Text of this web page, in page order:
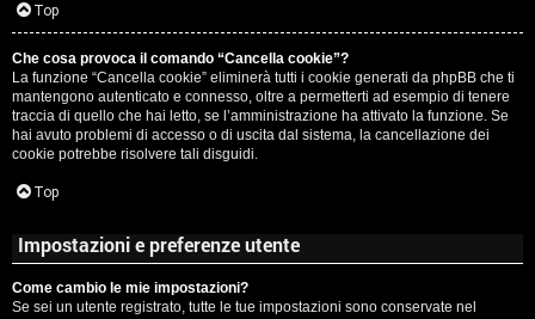
i
v
i
e
r
Top
Che cosa provoca il comando “Cancella cookie”?
La funzione “Cancella cookie” eliminerà tutti i cookie generati da phpBB che ti
mantengono autenticato e connesso, oltre a permetterti ad esempio di tenere
traccia di quello che hai letto, se l’amministrazione ha attivato la funzione. Se
hai avuto problemi di accesso o di uscita dal sistema, la cancellazione dei
cookie potrebbe risolvere tali disguidi.
Top
Impostazioni e preferenze utente
Come cambio le mie impostazioni?
Se sei un utente registrato, tutte le tue impostazioni sono conservate nel
c
a
:
C
D
V
i